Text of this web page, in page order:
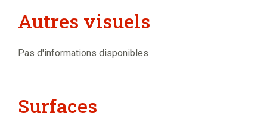
Autres visuels
Pas d'informations disponibles
Surfaces